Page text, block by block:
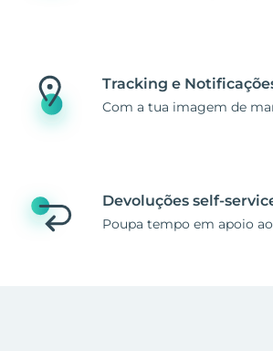
Tracking e
Com a tua imagem de
Devoluções self-
Poupa tempo em apoio